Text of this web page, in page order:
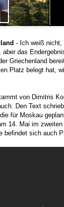
- Ich weiß nicht,
aber das
Griechenland
Platz belegt hat,
von Dimitris
Den Text
für Moskau
14. Mai im
befindet sich auch